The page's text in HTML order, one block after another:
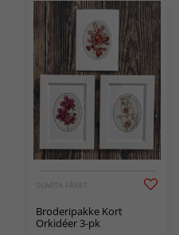
SVARTA FÅRET
Broderipakke Kort
Orkidéer 3-pk